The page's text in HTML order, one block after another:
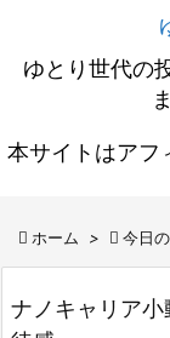
ゆとり世代の
本サイトはアフ
 ホーム >  今日
ナノキャリア